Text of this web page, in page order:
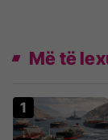
Më të